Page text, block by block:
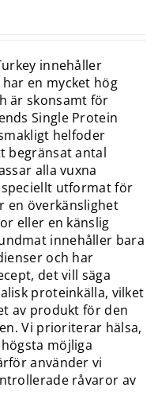
innehåller
en mycket hög
är skonsamt för
Single Protein
helfoder
begränsat antal
alla vuxna
utformat för
en överkänslighet
eller en känslig
innehåller bara
och har
det vill säga
proteinkälla, vilket
av produkt för den
Vi prioriterar hälsa,
möjliga
använder vi
råvaror av